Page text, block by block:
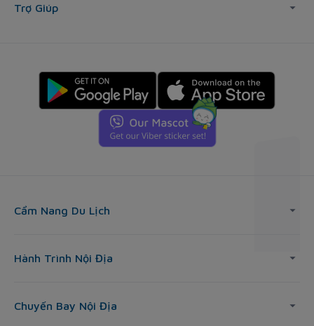
Trợ Giúp
Cẩm Nang Du Lịch
Hành Trình Nội Địa
Chuyến Bay Nội Địa